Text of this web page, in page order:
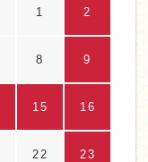
1 2
8 9
15 16
22 23